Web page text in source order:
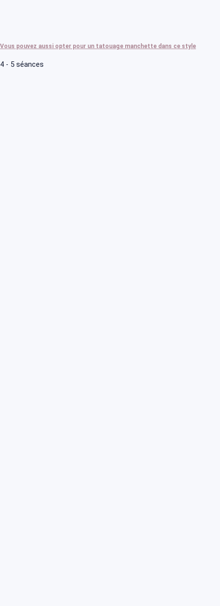
Vous pouvez aussi opter pour un tatouage manchette dans ce style
4 - 5 séances